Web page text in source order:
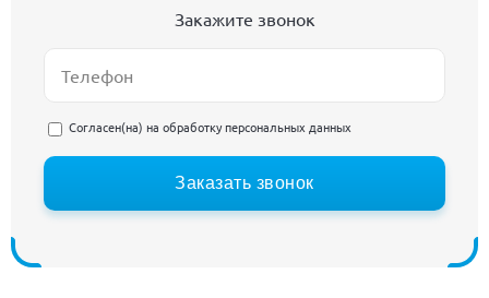
Закажите звонок
Согласен(на) на обработку персональных данных
Заказать звонок